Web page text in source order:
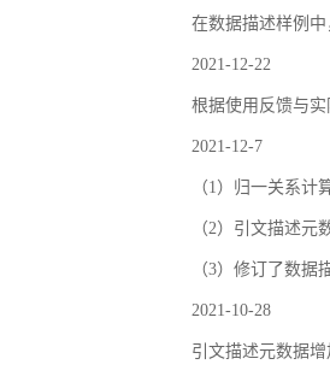
在数据描述样例
2021-12-22
根据使用反馈与
2021-12-7
（1）归一关系
（2）引文描述元
（3）修订了数据
2021-10-28
引文描述元数据增